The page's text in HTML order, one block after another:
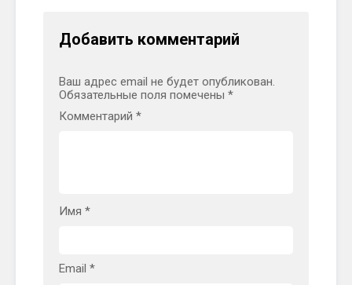
Добавить комментарий
Ваш адрес email не будет опубликован.
Обязательные поля помечены *
Комментарий *
Имя *
Email *